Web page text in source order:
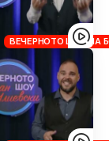
ВЕЧЕРНОТО ШОУ НА